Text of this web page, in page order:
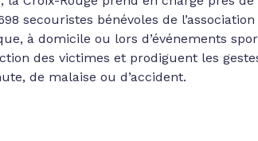
secouristes bénévoles de l’association
à domicile ou lors d’événements
des victimes et prodiguent les
de malaise ou d’accident.